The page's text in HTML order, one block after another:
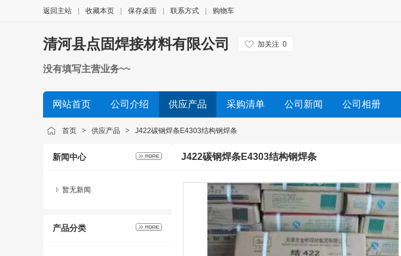
返回主站 收藏本页 保存桌面 联系方式 购物车
清河县点固焊接材料有限公司 加关注 0
没有填写主营业务~~
网站首页 公司介绍 供应产品 采购清单 公司新闻 公司相册
首页 > 供应产品 > J422碳钢焊条E4303结构钢焊条
新闻中心
暂无新闻
产品分类
J422碳钢焊条E4303结构钢焊条